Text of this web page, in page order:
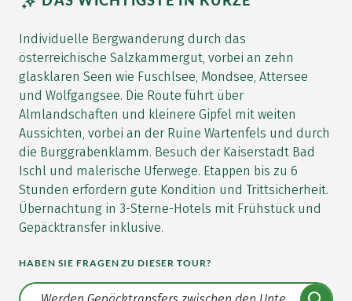
Individuelle Bergwanderung durch das
österreichische Salzkammergut, vorbei an zehn
glasklaren Seen wie Fuschlsee, Mondsee, Attersee
und Wolfgangsee. Die Route führt über
Almlandschaften und kleinere Gipfel mit weiten
Aussichten, vorbei an der Ruine Wartenfels und durch
die Burggrabenklamm. Besuch der Kaiserstadt Bad
Ischl und malerische Uferwege. Etappen bis zu 6
Stunden erfordern gute Kondition und Trittsicherheit.
Übernachtung in 3-Sterne-Hotels mit Frühstück und
Gepäcktransfer inklusive.
HABEN SIE FRAGEN ZU DIESER TOUR?